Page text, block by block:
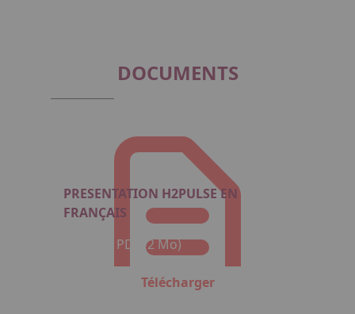
DOCUMENTS
PRESENTATION H2PULSE EN
FRANÇAIS
Format : PDF (2 Mo)
Télécharger